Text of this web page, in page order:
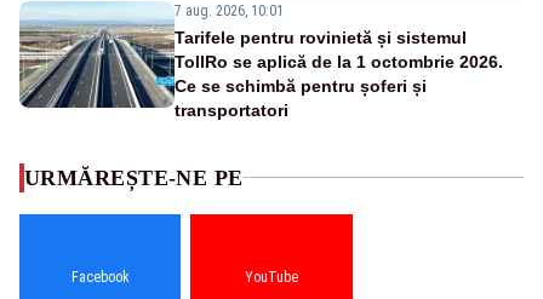
7 aug. 2026, 10:01
Tarifele pentru rovinietă și sistemul
TollRo se aplică de la 1 octombrie 2026.
Ce se schimbă pentru șoferi și
transportatori
URMĂREȘTE-NE PE
Facebook YouTube